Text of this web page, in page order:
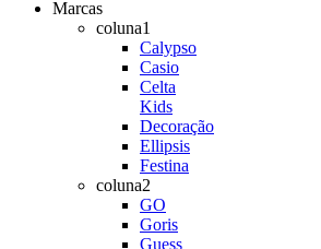
Marcas
coluna1
Calypso
Casio
Celta
Kids
Decoração
Ellipsis
Festina
coluna2
GO
Goris
Guess